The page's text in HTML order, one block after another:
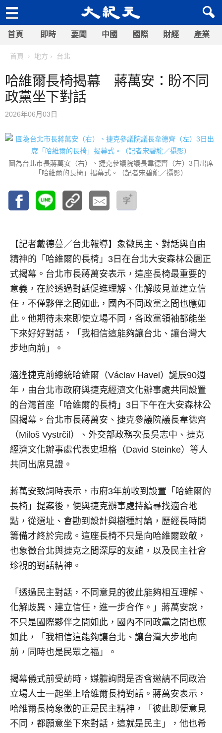
首頁 即時 要聞 中國 國際 財經 產業
首頁 地方 台北
哈維爾長椅揭幕 蔣萬安：盼不同
政黨坐下對話
2026年06月03日
圖為台北市長蔣萬安（右）、捷克參議院議長韋德齊（左）3日出席
「哈維爾的長椅」揭幕式。（記者宋碧龍／攝影）
【記者戴德蔓／台北報導】 象徵民主、對話與自由
精神的「哈維爾的長椅」3日在台北大安森林公園正
式揭幕。台北市長蔣萬安表示，這座長椅最重要的
意義，在於透過對話促進理解、化解歧見並建立信
任，不僅夥伴之間如此，國內不同政黨之間也應如
此。他期待未來即使立場不同，各政黨領袖都能坐
下來好好對話，「我相信這能夠讓台北、讓台灣大
步地向前」。
適逢捷克前總統哈維爾（Václav Havel）誕辰90週
年，由台北市政府與捷克經濟文化辦事處共同設置
的台灣首座「哈維爾的長椅」3日下午在大安森林公
園揭幕。台北市長蔣萬安、捷克參議院議長韋德齊
（Miloš Vystrčil）、外交部政務次長吳志中、捷克
經濟文化辦事處代表史坦格（David Steinke）等人
共同出席見證。
蔣萬安致詞時表示，市府3年前收到設置「哈維爾的
長椅」提案後，便與捷克辦事處持續尋找適合地
點，從選址、會勘到設計與樹種討論，歷經長時間
籌備才終於完成。這座長椅不只是向哈維爾致敬，
也象徵台北與捷克之間深厚的友誼，以及民主社會
珍視的對話精神。
「透過民主對話，不同意見的彼此能夠相互理解、
化解歧異、建立信任，進一步合作。」蔣萬安說，
不只是國際夥伴之間如此，國內不同政黨之間也應
如此，「我相信這能夠讓台北、讓台灣大步地向
前，同時也是民眾之福」。
揭幕儀式前受訪時，媒體詢問是否會邀請不同政治
立場人士一起坐上哈維爾長椅對話。蔣萬安表示，
哈維爾長椅象徵的正是民主精神，「彼此即便意見
不同，都願意坐下來對話，這就是民主」，他也希